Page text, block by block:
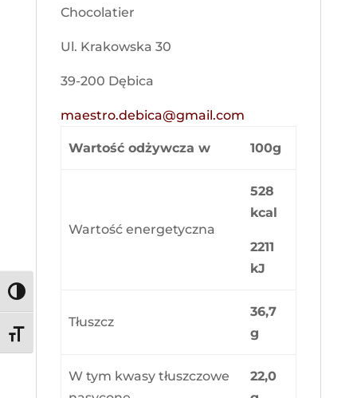
Toggle High Contrast
Toggle Font size
Chocolatier
Ul. Krakowska 30
39-200 Dębica
maestro.debica@gmail.com
Wartość odżywcza w 100g
Wartość energetyczna
528
kcal
2211
kJ
Tłuszcz
36,7
g
W tym kwasy tłuszczowe
22,0